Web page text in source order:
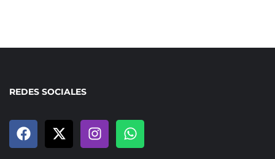
REDES SOCIALES